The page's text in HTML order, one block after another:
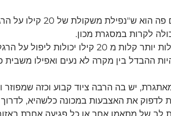
רק מה שהרבה מפספסים פה הוא
לקרות במסגרת מכון.
אגלה לכם סוד, גם משקולות יותר קלות מ 20
ההבדל בין מקרה לא נעים ואפילו משבית
יש בה הרבה ציוד קבוע וכזה
לדפוק את האצבעות במכונה כלשהיא,
של מתאמן אחר או כל פגיעה אחרת